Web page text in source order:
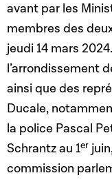
avant par les
membres des
jeudi 14 mars
l’arrondissement
ainsi que des
Ducale,
la police Pascal
Schrantz au 1er
commission